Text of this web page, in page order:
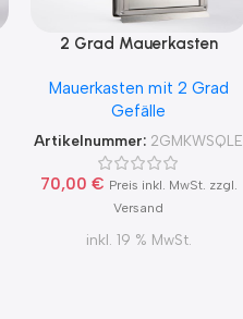
2 Grad Mauerkasten
Kondensatablauf auch mit
Blower Door Test und
Zertifikat Ø100, 125, 150
Mauerkasten mit 2 Grad
Gefälle
Artikelnummer: 2GMKWSQLE
70,00 € Preis inkl. MwSt. zzgl.
Versand
inkl. 19 % MwSt.